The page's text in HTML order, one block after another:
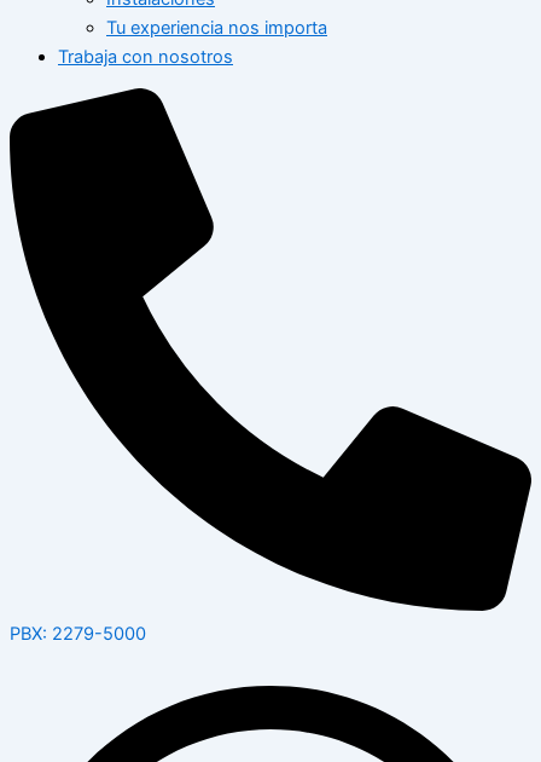
Tu experiencia nos importa
Trabaja con nosotros
PBX: 2279-5000